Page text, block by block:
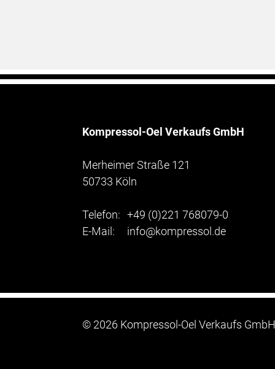
Kompressol-Oel Verkaufs GmbH
Merheimer Straße 121
50733 Köln
Telefon: +49 (0)221 768079-0
E-Mail:
info@kompressol.de
© 2026 Kompressol-Oel Verkaufs